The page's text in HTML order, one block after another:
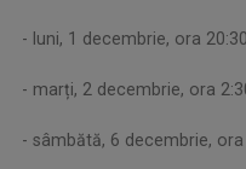
- luni, 1 decembrie, ora
- marți, 2 decembrie, ora
- sâmbătă, 6 decembrie, ora